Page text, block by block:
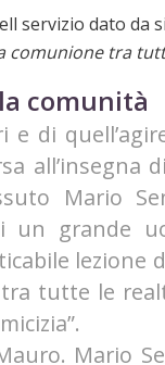
servizio dato da
comunione tra
comunità
di
all’insegna
Mario
un grande
lezione
tutte le
Mario